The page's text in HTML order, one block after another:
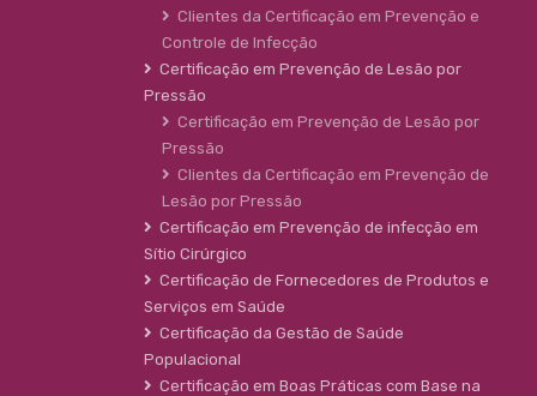
Clientes da Certificação em Prevenção e
Controle de Infecção
Certificação em Prevenção de Lesão por
Pressão
Certificação em Prevenção de Lesão por
Pressão
Clientes da Certificação em Prevenção de
Lesão por Pressão
Certificação em Prevenção de infecção em
Sítio Cirúrgico
Certificação de Fornecedores de Produtos e
Serviços em Saúde
Certificação da Gestão de Saúde
Populacional
Certificação em Boas Práticas com Base na